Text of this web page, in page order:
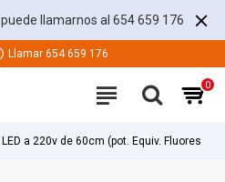
llamarnos al 654 659 176
Llamar 654 659 176
0
a 220v de 60cm (pot. Equiv. Fluores